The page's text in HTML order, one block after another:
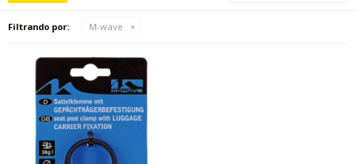
Filtrando por: M-wave